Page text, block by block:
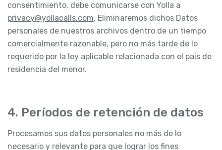
consentimiento, debe comunicarse con Yolla a
privacy@yollacalls.com. Eliminaremos dichos Datos
personales de nuestros archivos dentro de un tiempo
comercialmente razonable, pero no más tarde de lo
requerido por la ley aplicable relacionada con el país de
residencia del menor.
4. Períodos de retención de datos
Procesamos sus datos personales no más de lo
necesario y relevante para que lograr los fines